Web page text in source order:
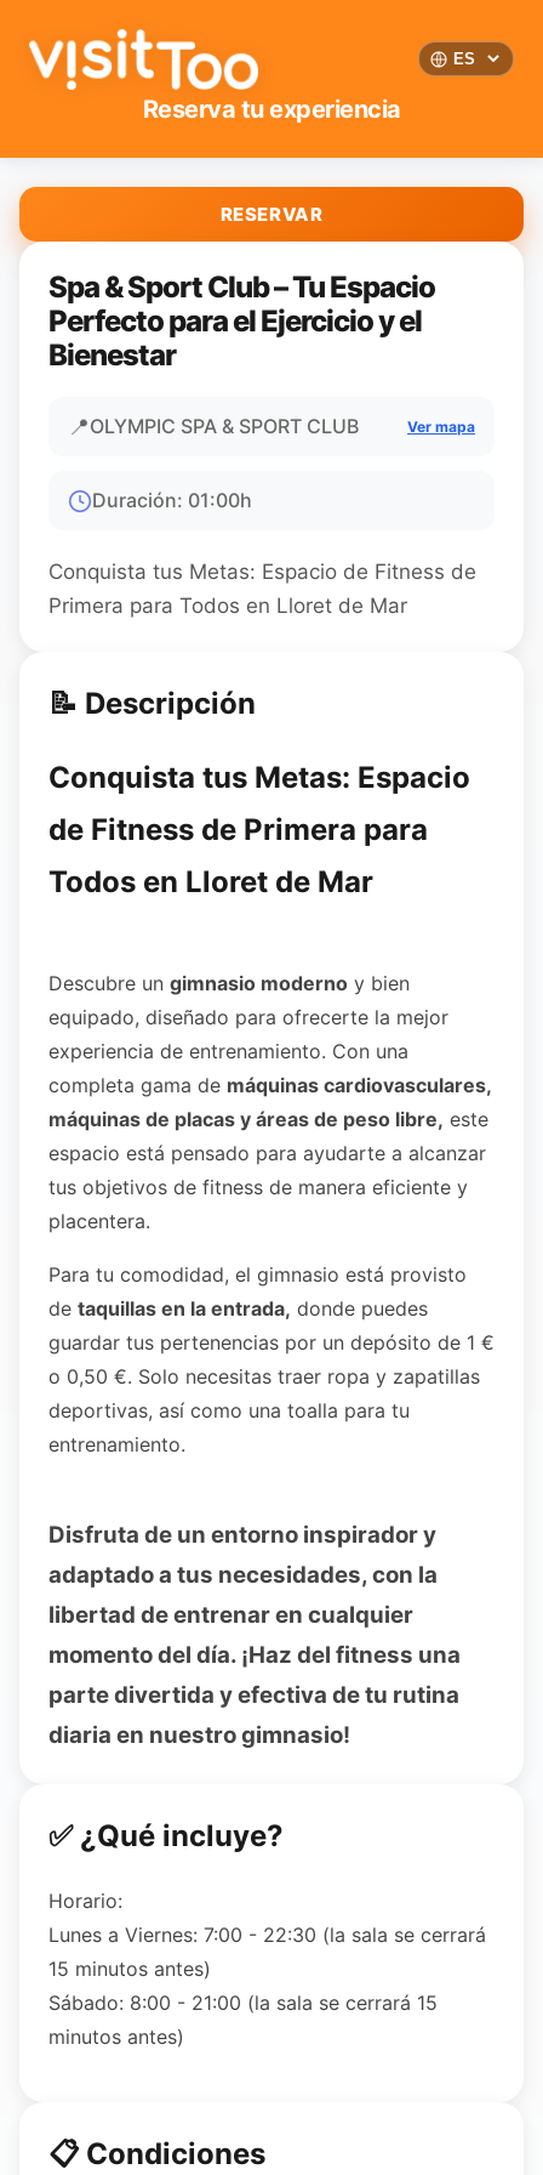
Reserva tu experiencia
RESERVAR
Spa & Sport Club – Tu Espacio
Perfecto para el Ejercicio y el
Bienestar
📍OLYMPIC SPA & SPORT CLUB Ver mapa
Duración: 01:00h
Conquista tus Metas: Espacio de Fitness de
Primera para Todos en Lloret de Mar
📝 Descripción
Conquista tus Metas: Espacio
de Fitness de Primera para
Todos en Lloret de Mar
Descubre un gimnasio moderno y bien
equipado, diseñado para ofrecerte la mejor
experiencia de entrenamiento. Con una
completa gama de máquinas cardiovasculares,
máquinas de placas y áreas de peso libre, este
espacio está pensado para ayudarte a alcanzar
tus objetivos de fitness de manera eficiente y
placentera.
Para tu comodidad, el gimnasio está provisto
de taquillas en la entrada, donde puedes
guardar tus pertenencias por un depósito de 1 €
o 0,50 €. Solo necesitas traer ropa y zapatillas
deportivas, así como una toalla para tu
entrenamiento.
Disfruta de un entorno inspirador y
adaptado a tus necesidades, con la
libertad de entrenar en cualquier
momento del día. ¡Haz del fitness una
parte divertida y efectiva de tu rutina
diaria en nuestro gimnasio!
✅ ¿Qué incluye?
Horario:
Lunes a Viernes: 7:00 - 22:30 (la sala se cerrará
15 minutos antes)
Sábado: 8:00 - 21:00 (la sala se cerrará 15
minutos antes)
📋 Condiciones